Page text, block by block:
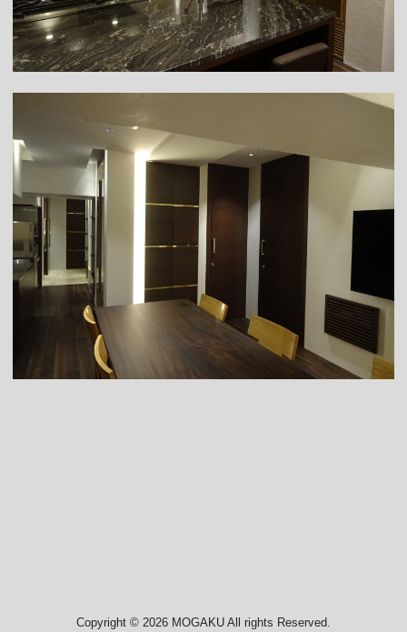
Copyright © 2026 MOGAKU All rights Reserved.